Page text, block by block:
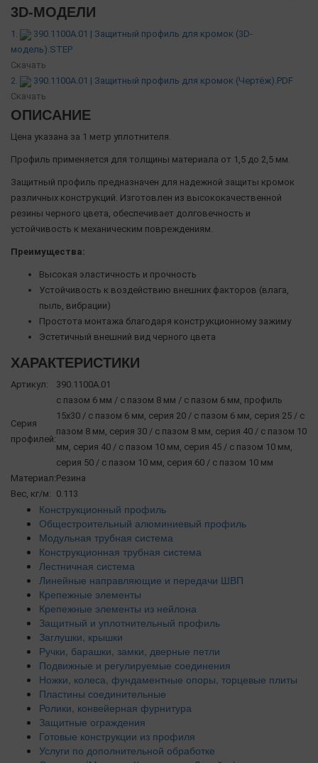
3D-МОДЕЛИ
1.
390.1100A.01 | Защитный профиль для кромок (3D-
модель).STEP
Скачать
2.
390.1100A.01 | Защитный профиль для кромок (Чертёж).PDF
Скачать
ОПИСАНИЕ
Цена указана за 1 метр уплотнителя.
Профиль применяется для толщины материала от 1,5 до 2,5 мм.
Защитный профиль предназначен для надежной защиты кромок
различных конструкций. Изготовлен из высококачественной
резины черного цвета, обеспечивает долговечность и
устойчивость к механическим повреждениям.
Преимущества:
Высокая эластичность и прочность
Устойчивость к воздействию внешних факторов (влага,
пыль, вибрации)
Простота монтажа благодаря конструкционному зажиму
Эстетичный внешний вид черного цвета
ХАРАКТЕРИСТИКИ
Артикул: 390.1100A.01
Серия
профилей:
с пазом 6 мм / с пазом 8 мм / с пазом 6 мм, профиль
15х30 / с пазом 6 мм, серия 20 / с пазом 6 мм, серия 25 / с
пазом 8 мм, серия 30 / с пазом 8 мм, серия 40 / с пазом 10
мм, серия 40 / с пазом 10 мм, серия 45 / с пазом 10 мм,
серия 50 / с пазом 10 мм, серия 60 / с пазом 10 мм
Материал:Резина
Вес, кг/м: 0.113
Конструкционный профиль
Общестроительный алюминиевый профиль
Модульная трубная система
Конструкционная трубная система
Лестничная система
Линейные направляющие и передачи ШВП
Крепежные элементы
Крепежные элементы из нейлона
Защитный и уплотнительный профиль
Заглушки, крышки
Ручки, барашки, замки, дверные петли
Подвижные и регулируемые соединения
Ножки, колеса, фундаментные опоры, торцевые плиты
Пластины соединительные
Ролики, конвейерная фурнитура
Защитные ограждения
Готовые конструкции из профиля
Услуги по дополнительной обработке